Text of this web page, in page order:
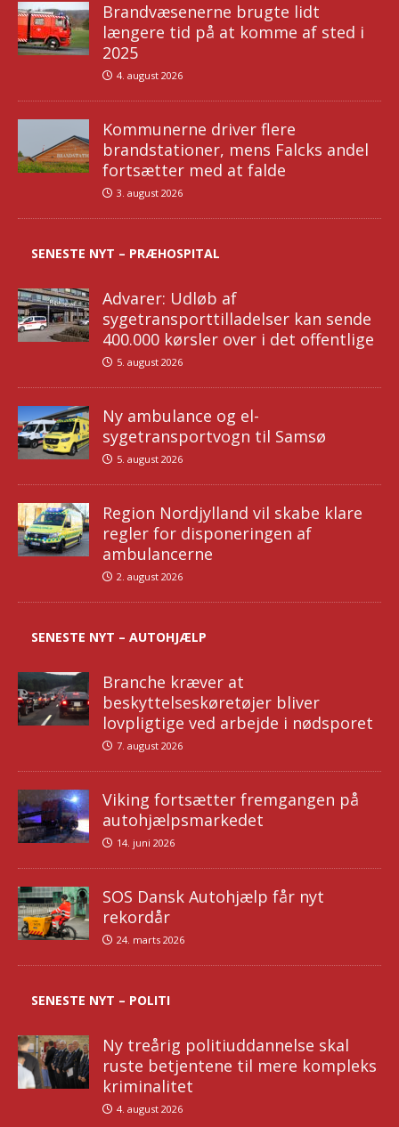
Brandvæsenerne brugte lidt
længere tid på at komme af sted i
2025
4. august 2026
Kommunerne driver flere
brandstationer, mens Falcks andel
fortsætter med at falde
3. august 2026
SENESTE NYT – PRÆHOSPITAL
Advarer: Udløb af
sygetransporttilladelser kan sende
400.000 kørsler over i det offentlige
5. august 2026
Ny ambulance og el-
sygetransportvogn til Samsø
5. august 2026
Region Nordjylland vil skabe klare
regler for disponeringen af
ambulancerne
2. august 2026
SENESTE NYT – AUTOHJÆLP
Branche kræver at
beskyttelseskøretøjer bliver
lovpligtige ved arbejde i nødsporet
7. august 2026
Viking fortsætter fremgangen på
autohjælpsmarkedet
14. juni 2026
SOS Dansk Autohjælp får nyt
rekordår
24. marts 2026
SENESTE NYT – POLITI
Ny treårig politiuddannelse skal
ruste betjentene til mere kompleks
kriminalitet
4. august 2026